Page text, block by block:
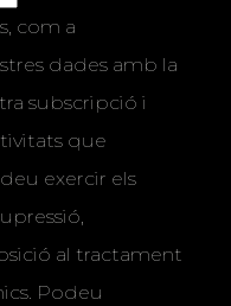
com a
dades amb la
subscripció i
que
exercir els
al tractament
Podeu